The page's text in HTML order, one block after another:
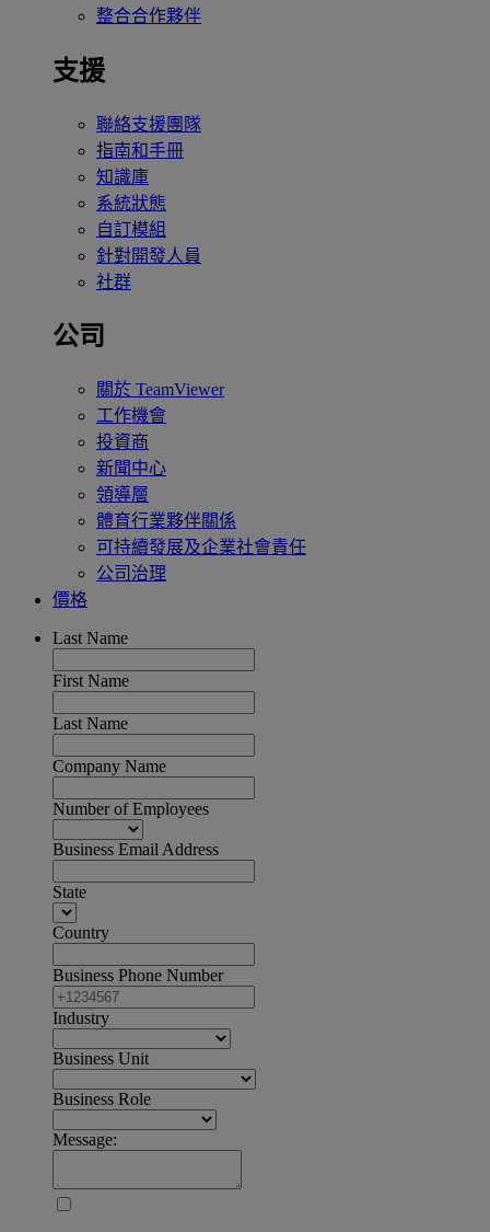
整合合作夥伴
支援
聯絡支援團隊
指南和手冊
知識庫
系統狀態
自訂模組
針對開發人員
社群
公司
關於 TeamViewer
工作機會
投資商
新聞中心
領導層
體育行業夥伴關係
可持續發展及企業社會責任
公司治理
價格
Last Name
First Name
Last Name
Company Name
Number of Employees
Business Email Address
State
Country
Business Phone Number
Industry
Business Unit
Business Role
Message: